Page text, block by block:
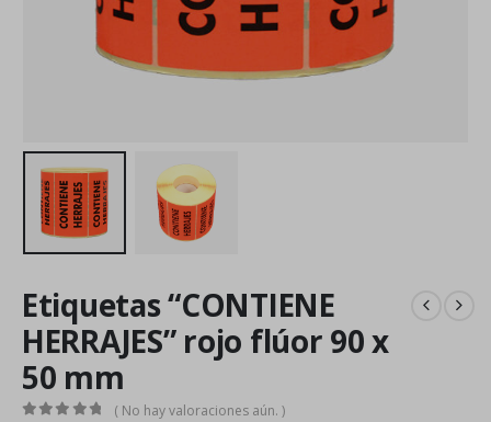
Etiquetas “CONTIENE
HERRAJES” rojo flúor 90 x
50 mm
( No hay valoraciones aún. )